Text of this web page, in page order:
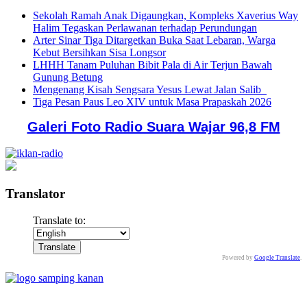
Sekolah Ramah Anak Digaungkan, Kompleks Xaverius Way
Halim Tegaskan Perlawanan terhadap Perundungan
Arter Sinar Tiga Ditargetkan Buka Saat Lebaran, Warga
Kebut Bersihkan Sisa Longsor
LHHH Tanam Puluhan Bibit Pala di Air Terjun Bawah
Gunung Betung
Mengenang Kisah Sengsara Yesus Lewat Jalan Salib
Tiga Pesan Paus Leo XIV untuk Masa Prapaskah 2026
Galeri Foto Radio Suara Wajar 96,8 FM
Translator
Translate to:
Powered by Google Translate